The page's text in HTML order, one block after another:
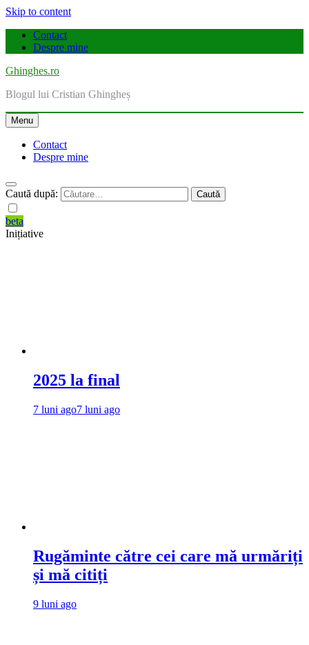
Skip to content
Contact
Despre mine
Ghinghes.ro
Blogul lui Cristian Ghingheș
Menu
Contact
Despre mine
Caută după:
beta
Inițiative
2025 la final
7 luni ago7 luni ago
Rugăminte către cei care mă urmăriți
și mă citiți
9 luni ago